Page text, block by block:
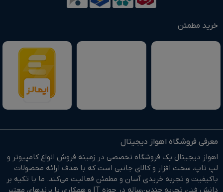
خرید مطمئن
معرفی فروشگاه اهواز دیجیتال
اهواز دیجیتال یک فروشگاه تخصصی در زمینه فروش انواع کامپیوتر و
لپ تاپ، سخت افزار و کالای جانبی است که با هدف ارائه محصولات
باکیفیت و تجربه خریدی آسان و مطمئن فعالیت می‌کند. ما با تکیه بر
دانش فنی، تجربه چندین‌ساله در حوزه IT و همکاری با برندهای معتبر